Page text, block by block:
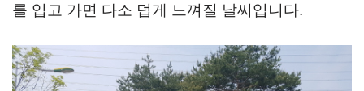
를 입고 가면 다소 덥게 느껴질 날씨입니다.